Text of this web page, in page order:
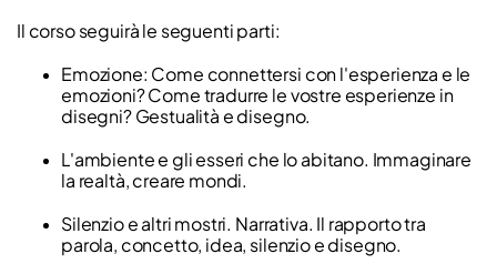
Il corso seguirà le seguenti parti:
Emozione: Come connettersi con l'esperienza e le
emozioni? Come tradurre le vostre esperienze in
disegni? Gestualità e disegno.
L'ambiente e gli esseri che lo abitano. Immaginare
la realtà, creare mondi.
Silenzio e altri mostri. Narrativa. Il rapporto tra
parola, concetto, idea, silenzio e disegno.